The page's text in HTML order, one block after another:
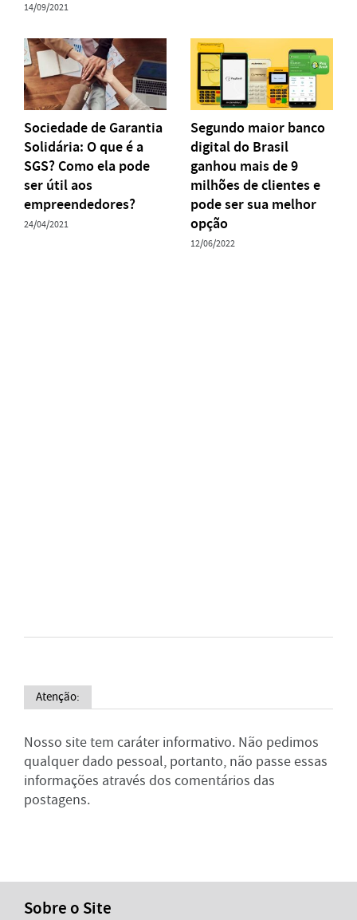
14/09/2021
Sociedade de Garantia
Solidária: O que é a
SGS? Como ela pode
ser útil aos
empreendedores?
24/04/2021
Segundo maior banco
digital do Brasil
ganhou mais de 9
milhões de clientes e
pode ser sua melhor
opção
12/06/2022
Atenção:
Nosso site tem caráter informativo. Não pedimos
qualquer dado pessoal, portanto, não passe essas
informações através dos comentários das
postagens.
Sobre o Site